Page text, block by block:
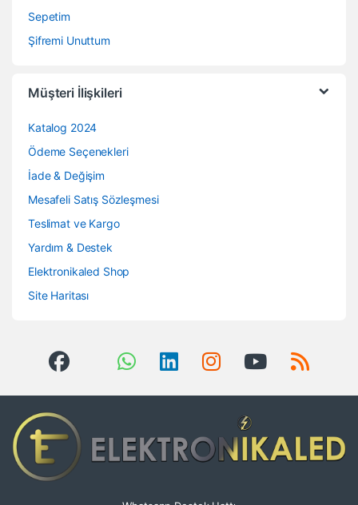
Sepetim
Şifremi Unuttum
Müşteri İlişkileri
Katalog 2024
Ödeme Seçenekleri
İade & Değişim
Mesafeli Satış Sözleşmesi
Teslimat ve Kargo
Yardım & Destek
Elektronikaled Shop
Site Haritası